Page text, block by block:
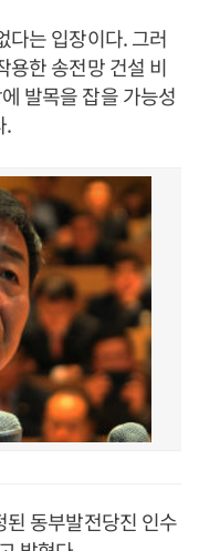
다는 입장이다. 그러
용한 송전망 건설 비
발목을 잡을 가능성
.
동부발전당진 인수